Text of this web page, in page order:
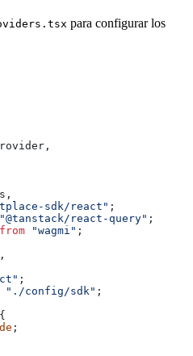
para configurar los
,
,
sdk/react" ;
react-query" ;
from "wagmi" ;
,
;
"./config/sdk" ;
;